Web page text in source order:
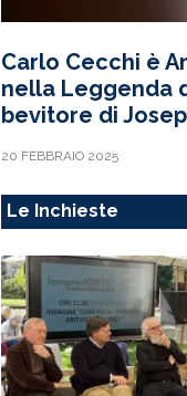
Carlo Cecchi è
nella Leggenda
bevitore di
20 FEBBRAIO 2025
Le Inchieste